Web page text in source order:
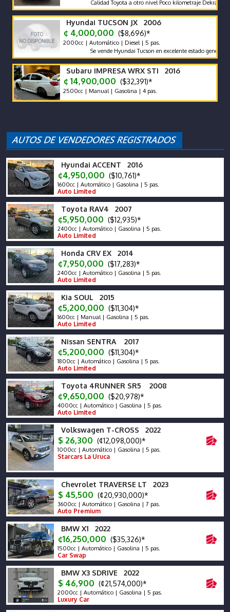
Calidad Toyota a otro nivel Poco kilometraje Dekra limpio
Hyundai TUCSON JX 2006
¢ 4,000,000 ($8,696)*
2000cc | Automático | Diesel | 5 pas.
Se vende Hyundai Tucson en excelente estado general.
Subaru IMPRESA WRX STI 2016
¢ 14,900,000 ($32,391)*
2500cc | Manual | Gasolina | 4 pas.
Hyundai ACCENT 2016
¢4,950,000 ($10,761)*
1600cc | Automático | Gasolina | 5 pas.
Auto Limited
Toyota RAV4 2007
¢5,950,000 ($12,935)*
2400cc | Automático | Gasolina | 5 pas.
Auto Limited
Honda CRV EX 2014
¢7,950,000 ($17,283)*
2400cc | Automático | Gasolina | 5 pas.
Auto Limited
Kia SOUL 2015
¢5,200,000 ($11,304)*
1600cc | Manual | Gasolina | 5 pas.
Auto Limited
Nissan SENTRA 2017
¢5,200,000 ($11,304)*
1800cc | Automático | Gasolina | 5 pas.
Auto Limited
Toyota 4RUNNER SR5 2008
¢9,650,000 ($20,978)*
4000cc | Automático | Gasolina | 5 pas.
Auto Limited
Volkswagen T-CROSS 2022
$ 26,300 (¢12,098,000)*
1000cc | Automático | Gasolina | 5 pas.
Starcars La Uruca
Chevrolet TRAVERSE LT 2023
$ 45,500 (¢20,930,000)*
3600cc | Automático | Gasolina | 7 pas.
Auto Premium
BMW X1 2022
¢16,250,000 ($35,326)*
1500cc | Automático | Gasolina | 5 pas.
Car Swap
BMW X3 SDRIVE 2022
$ 46,900 (¢21,574,000)*
2000cc | Automático | Gasolina | 5 pas.
Luxury Car